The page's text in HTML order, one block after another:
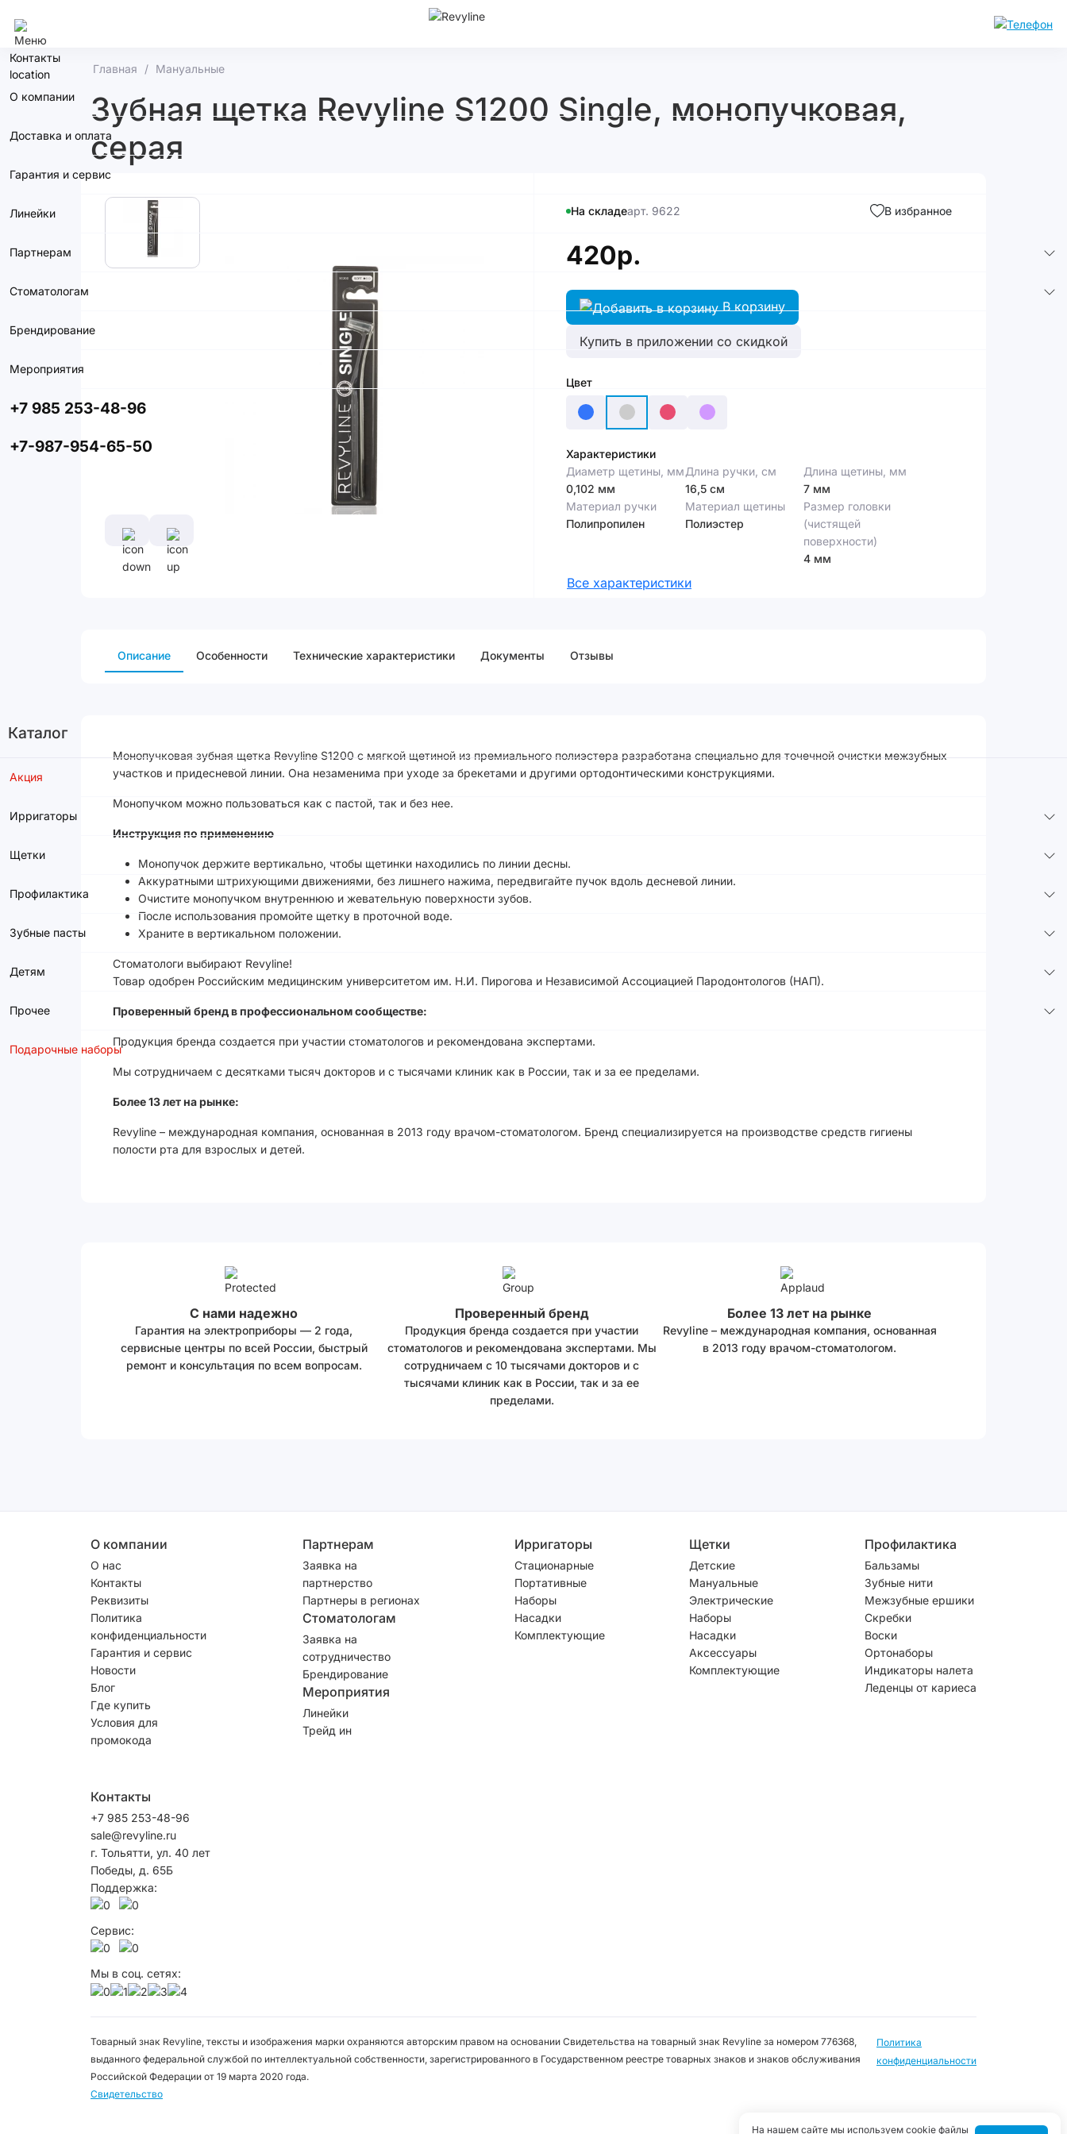
Контакты
О компании
Доставка и оплата
Гарантия и сервис
Линейки
Партнерам
Стоматологам
Брендирование
Мероприятия
+7 985 253-48-96
+7-987-954-65-50
Каталог
Акция
Ирригаторы
Щетки
Профилактика
Зубные пасты
Детям
Прочее
Подарочные наборы
Главная Мануальные
Зубная щетка Revyline S1200 Single, монопучковая,
серая
На складеарт. 9622 В избранное
420р.
В корзину
Купить в приложении со скидкой
Цвет
Характеристики
Диаметр щетины, мм
0,102 мм
Длина ручки, см
16,5 см
Длина щетины, мм
7 мм
Материал ручки
Полипропилен
Материал щетины
Полиэстер
Размер головки
(чистящей
поверхности)
4 мм
Все характеристики
Описание Особенности Технические характеристики Документы Отзывы
Монопучковая зубная щетка Revyline S1200 с мягкой щетиной из премиального полиэстера разработана специально для точечной очистки межзубных
участков и придесневой линии. Она незаменима при уходе за брекетами и другими ортодонтическими конструкциями.
Монопучком можно пользоваться как с пастой, так и без нее.
Инструкция по применению
Монопучок держите вертикально, чтобы щетинки находились по линии десны.
Аккуратными штрихующими движениями, без лишнего нажима, передвигайте пучок вдоль десневой линии.
Очистите монопучком внутреннюю и жевательную поверхности зубов.
После использования промойте щетку в проточной воде.
Храните в вертикальном положении.
Стоматологи выбирают Revyline!
Товар одобрен Российским медицинским университетом им. Н.И. Пирогова и Независимой Ассоциацией Пародонтологов (НАП).
Проверенный бренд в профессиональном сообществе:
Продукция бренда создается при участии стоматологов и рекомендована экспертами.
Мы сотрудничаем с десятками тысяч докторов и с тысячами клиник как в России, так и за ее пределами.
Более 13 лет на рынке:
Revyline – международная компания, основанная в 2013 году врачом-стоматологом. Бренд специализируется на производстве средств гигиены
полости рта для взрослых и детей.
С нами надежно
Гарантия на электроприборы — 2 года,
сервисные центры по всей России, быстрый
ремонт и консультация по всем вопросам.
Проверенный бренд
Продукция бренда создается при участии
стоматологов и рекомендована экспертами. Мы
сотрудничаем с 10 тысячами докторов и с
тысячами клиник как в России, так и за ее
пределами.
Более 13 лет на рынке
Revyline – международная компания, основанная
в 2013 году врачом-стоматологом.
О компании
О нас
Контакты
Реквизиты
Политика
конфиденциальности
Гарантия и сервис
Новости
Блог
Где купить
Условия для
промокода
Партнерам
Заявка на
партнерство
Партнеры в регионах
Стоматологам
Заявка на
сотрудничество
Брендирование
Мероприятия
Линейки
Трейд ин
Ирригаторы
Стационарные
Портативные
Наборы
Насадки
Комплектующие
Щетки
Детские
Мануальные
Электрические
Наборы
Насадки
Аксессуары
Комплектующие
Профилактика
Бальзамы
Зубные нити
Межзубные ершики
Скребки
Воски
Ортонаборы
Индикаторы налета
Леденцы от кариеса
Контакты
+7 985 253-48-96
sale@revyline.ru
г. Тольятти, ул. 40 лет
Победы, д. 65Б
Поддержка:
Сервис:
Мы в соц. сетях:
Товарный знак Revyline, тексты и изображения марки охраняются авторским правом на основании Свидетельства на товарный знак Revyline за номером 776368,
выданного федеральной службой по интеллектуальной собственности, зарегистрированного в Государственном реестре товарных знаков и знаков обслуживания
Российской Федерации от 19 марта 2020 года.
Свидетельство
Политика
конфиденциальности
На нашем сайте мы используем cookie файлы